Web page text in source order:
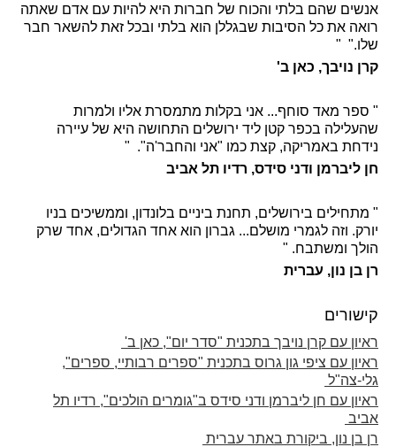
אנשים שהם בלתי והכוח של חברות היא להיות עם אדם שאתה
רואה את כל הסיבות שבגללן הוא בלתי ובכל זאת להשאר חבר
שלו." "
קרן נויבך, כאן ב'
" ספר מאד סוחף... אני בקלות מתמסרת אליו ולמרות
שהעלילה בכפר קטן ליד ירושלים התחושה היא של עיירה
נידחת באמריקה, קצת כמו "אני והחבר'ה". "
חן ליברמן ודני סידס, רדיו תל אביב
" מתחילים בירושלים, תחנת ביניים בלונדון, וממשיכים בניו
יורק. וזה לגמרי מושלם... גברון הוא אחד הגדולים, אחד שרק
הולך ומשתבח. "
רן בן נון, עברית
קישורים
ראיון עם קרן נויבך בתכנית "סדר יום", כאן ב'
ראיון עם ציפי גון גרוס בתכנית "ספרים רבותיי, ספרים",
גלי-צה"ל
ראיון עם חן ליברמן ודני סידס ב"גומרים הולכים", רדיו תל
אביב
רן בן נון, ביקורת באתר עברית